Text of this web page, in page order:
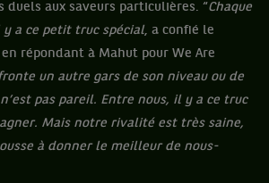
duels aux saveurs particulières. “Chaque
y a ce petit truc spécial, a confié le
répondant à Mahut pour We Are
un autre gars de son niveau ou de
pas pareil. Entre nous, il y a ce truc
Mais notre rivalité est très saine,
à donner le meilleur de nous-